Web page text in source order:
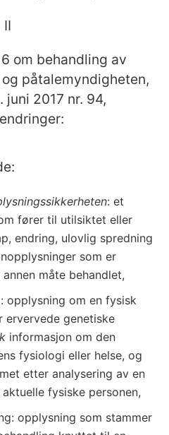
II
om behandling av
påtalemyndigheten,
juni 2017 nr. 94,
: et
fører til utilsiktet eller
endring, ulovlig spredning
som er
måte behandlet,
opplysning om en fysisk
ervervede genetiske
informasjon om den
fysiologi eller helse, og
etter analysering av en
fysiske personen,
opplysning som stammer